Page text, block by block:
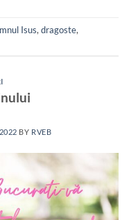
Isus, dragoste,
BY RVEB